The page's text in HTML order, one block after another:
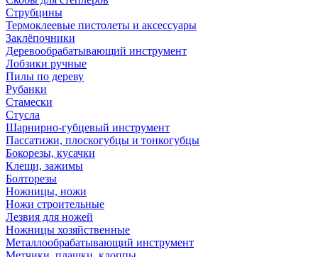
Струбцины
Термоклеевые пистолеты и аксессуары
Заклёпочники
Деревообрабатывающий инструмент
Лобзики ручные
Пилы по дереву
Рубанки
Стамески
Стусла
Шарнирно-губцевый инструмент
Пассатижи, плоскогубцы и тонкогубцы
Бокорезы, кусачки
Клещи, зажимы
Болторезы
Ножницы, ножи
Ножи строительные
Лезвия для ножей
Ножницы хозяйственные
Металлообрабатывающий инструмент